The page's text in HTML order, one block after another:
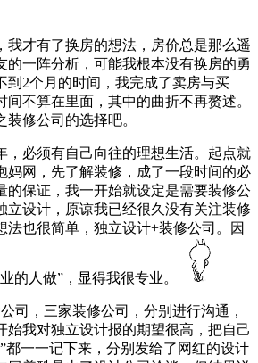
我才有了换房的想法，房价总是那么遥
的一阵分析，可能我根本没有换房的勇
到2个月的时间，我完成了卖房与买
间不算在里面，其中的曲折不再赘述。
修公司的选择吧。
，必须有自己向往的理想生活。起点就
妈网，先了解装修，成了一段时间的必
的保证，我一开始就设定是需要装修公
立设计，原谅我已经很久没有关注装修
法也很简单，独立设计+装修公司。因
的人做”，显得我很专业。
司，三家装修公司，分别进行沟通，
始我对独立设计报的期望很高，把自己
都一一记下来，分别发给了网红的设计